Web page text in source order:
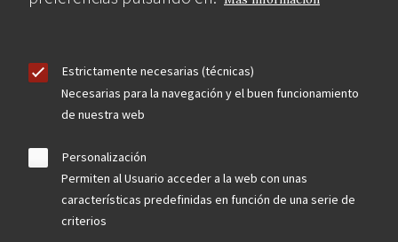
Estrictamente necesarias (técnicas)
Necesarias para la navegación y el buen funcionamiento
de nuestra web
Personalización
Permiten al Usuario acceder a la web con unas
características predefinidas en función de una serie de
criterios
MCyP alega contra el Plan Especial de Protección de
Blancas’, el prolegómeno de una muerte anunciada.
CONFERENCIA La obra de Antonio Palacios
September 2023
El Frontón Beti-Jai abrirá visitas al público en 2024